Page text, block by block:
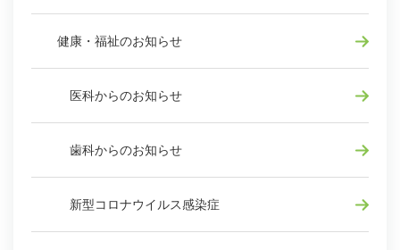
健康・福祉のお知らせ
医科からのお知らせ
歯科からのお知らせ
新型コロナウイルス感染症